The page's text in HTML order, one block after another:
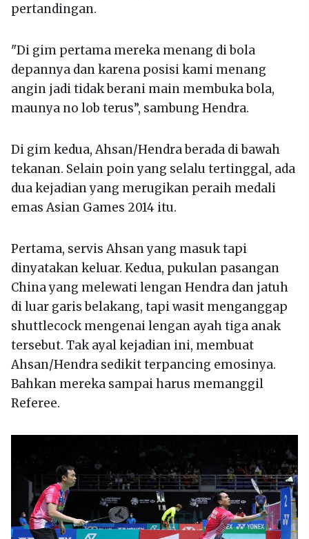
pertandingan.
"Di gim pertama mereka menang di bola
depannya dan karena posisi kami menang
angin jadi tidak berani main membuka bola,
maunya no lob terus”, sambung Hendra.
Di gim kedua, Ahsan/Hendra berada di bawah
tekanan. Selain poin yang selalu tertinggal, ada
dua kejadian yang merugikan peraih medali
emas Asian Games 2014 itu.
Pertama, servis Ahsan yang masuk tapi
dinyatakan keluar. Kedua, pukulan pasangan
China yang melewati lengan Hendra dan jatuh
di luar garis belakang, tapi wasit menganggap
shuttlecock mengenai lengan ayah tiga anak
tersebut. Tak ayal kejadian ini, membuat
Ahsan/Hendra sedikit terpancing emosinya.
Bahkan mereka sampai harus memanggil
Referee.